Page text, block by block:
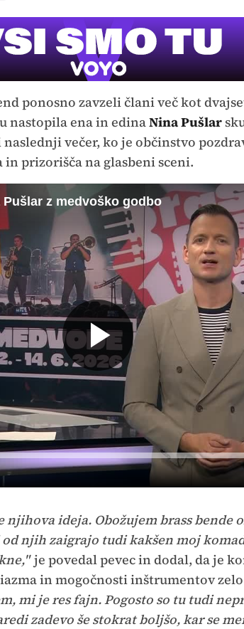
ponosno zavzeli člani več kot
nastopila ena in edinaNina Pušlar
naslednji večer, ko je občinstvo
prizorišča na glasbeni sceni.
z medvoško godbo
Predvajaj
njihova ideja. Obožujem brass bende
njih zaigrajo tudi kakšen moj
je povedal pevec in dodal, da je
in mogočnosti inštrumentov
mi je res fajn. Pogosto so tu tudi
zadevo še stokrat boljšo, kar se